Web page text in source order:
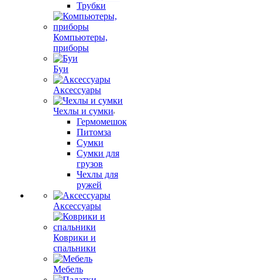
Трубки
Компьютеры,
приборы
Буи
Аксессуары
Чехлы и сумки
Гермомешок
Питомза
Сумки
Сумки для
грузов
Чехлы для
ружей
Аксессуары
Коврики и
спальники
Мебель